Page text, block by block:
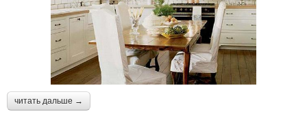
читать дальше →